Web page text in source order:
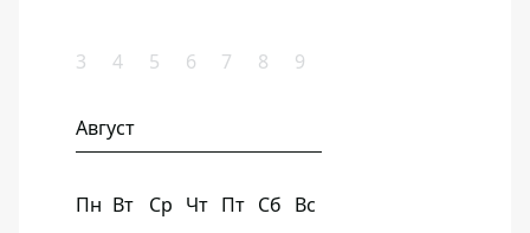
3 4 5 6 7 8 9
Август
Пн Вт Ср Чт Пт Сб Вс